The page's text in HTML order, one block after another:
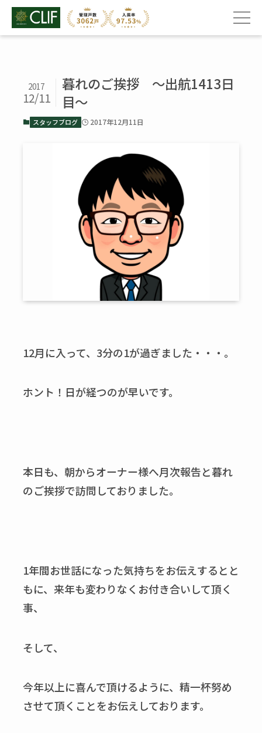
暮れのご挨拶 ～出航1413日
目～
2017
12/11
スタッフブログ 2017年12月11日
12月に入って、3分の1が過ぎました・・・。
ホント！日が経つのが早いです。
本日も、朝からオーナー様へ月次報告と暮れ
のご挨拶で訪問しておりました。
1年間お世話になった気持ちをお伝えするとと
もに、来年も変わりなくお付き合いして頂く
事、
そして、
今年以上に喜んで頂けるように、精一杯努め
させて頂くことをお伝えしております。